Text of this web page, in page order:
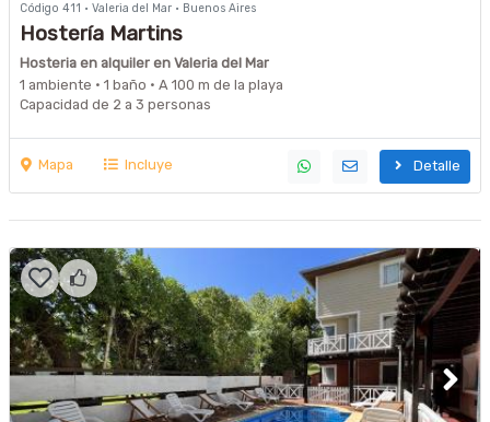
Código 411 · Valeria del Mar · Buenos Aires
Hostería Martins
Hosteria en alquiler en Valeria del Mar
1 ambiente · 1 baño · A 100 m de la playa
Capacidad de 2 a 3 personas
Mapa Incluye Detalle